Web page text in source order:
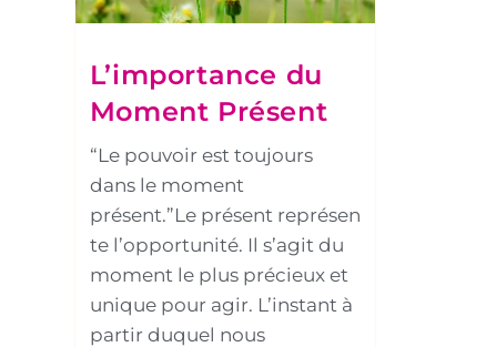
L’importance du
Moment Présent
“Le pouvoir est toujours
dans le moment
présent.”Le présent représen
te l’opportunité. Il s’agit du
moment le plus précieux et
unique pour agir. L’instant à
partir duquel nous